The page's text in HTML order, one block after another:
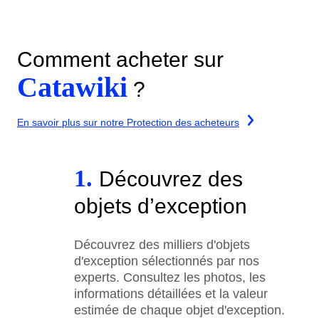
Comment acheter sur
Catawiki ?
En savoir plus sur notre Protection des acheteurs
1. Découvrez des
objets d’exception
Découvrez des milliers d'objets
d'exception sélectionnés par nos
experts. Consultez les photos, les
informations détaillées et la valeur
estimée de chaque objet d'exception.